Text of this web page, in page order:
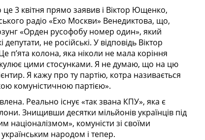
3 квітня прямо заявив і Віктор Ющенко,
радіо «Ехо Москви» Венедиктова, що,
«Орден русофобу номер один», який
не російські. У відповідь Віктор
колона, яка ніколи не мала коріння
цими стосунками. Я не думаю, що на цю
Я кажу про ту партію, котра називається
комуністичною партією».
Реально існує «так звана КПУ», яка є
Знищивши десятки мільйонів українців під
комуністи зі своїми
народом і тепер.